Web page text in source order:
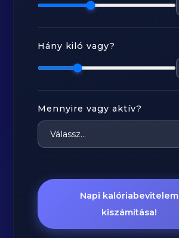
Hány kiló vagy?
Mennyire vagy aktív?
Napi kalóriabevitelem
kiszámítása!